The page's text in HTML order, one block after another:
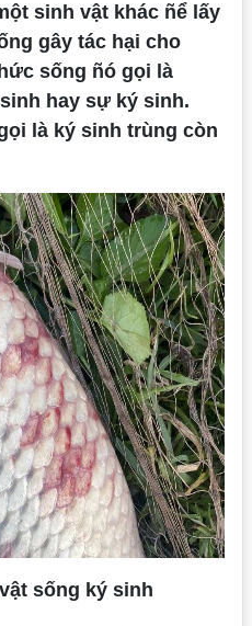
sinh vật khác ñể lấy
gây tác hại cho
sống ñó gọi là
hay sự ký sinh.
là ký sinh trùng còn
sống ký sinh